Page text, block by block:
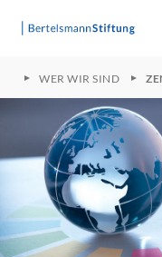
WER WIR SIND